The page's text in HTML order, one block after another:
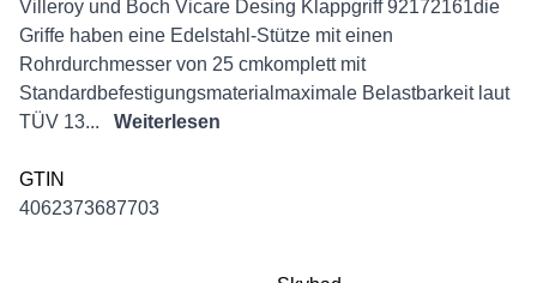
Description
Villeroy und Boch Vicare Desing Klappgriff 92172161die
Griffe haben eine Edelstahl-Stütze mit einen
Rohrdurchmesser von 25 cmkomplett mit
Standardbefestigungsmaterialmaximale Belastbarkeit laut
TÜV 13...
Weiterlesen
GTIN
4062373687703